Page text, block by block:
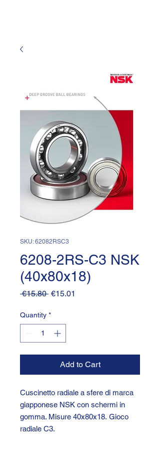
SKU: 62082RSC3
6208-2RS-C3 NSK
(40x80x18)
€15.80 Regular
€15.01
Quantity *
Add to Cart
Cuscinetto radiale a sfere di marca
giapponese NSK con schermi in
gomma. Misure 40x80x18. Gioco
radiale C3.